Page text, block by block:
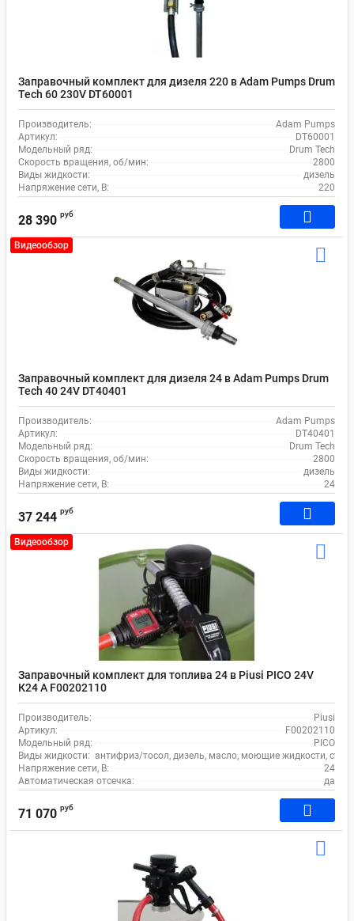
Заправочный комплект для дизеля 220 в Adam Pumps Drum
Tech 60 230V DT60001
Производитель:
Adam Pumps
Артикул:
DT60001
Модельный ряд:
Drum Tech
Скорость вращения, об/мин:
2800
Виды жидкости:
дизель
Напряжение сети, В:
220
28 390 руб
Видеообзор
Заправочный комплект для дизеля 24 в Adam Pumps Drum
Tech 40 24V DT40401
Производитель:
Adam Pumps
Артикул:
DT40401
Модельный ряд:
Drum Tech
Скорость вращения, об/мин:
2800
Виды жидкости:
дизель
Напряжение сети, В:
24
37 244 руб
Видеообзор
Заправочный комплект для топлива 24 в Piusi PICO 24V
К24 А F00202110
Производитель:
Piusi
Артикул:
F00202110
Модельный ряд:
PICO
Виды жидкости: антифриз/тосол, дизель, масло, моющие жидкости,
Напряжение сети, В:
24
Автоматическая отсечка:
да
71 070 руб